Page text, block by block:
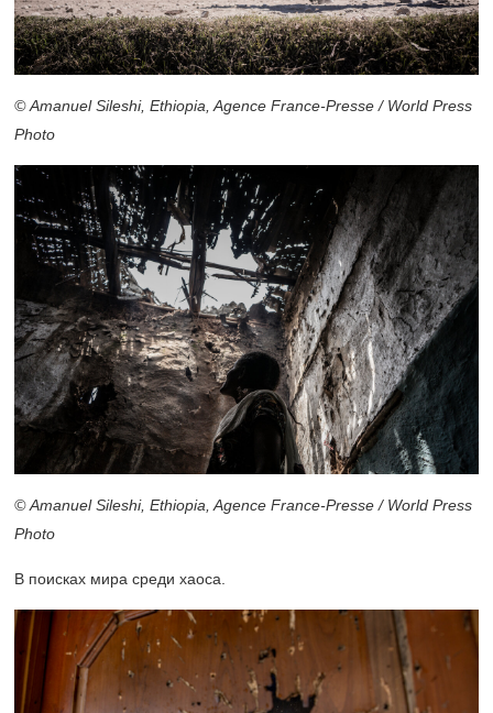
© Amanuel Sileshi, Ethiopia, Agence France-Presse / World Press
Photo
© Amanuel Sileshi, Ethiopia, Agence France-Presse / World Press
Photo
В поисках мира среди хаоса.